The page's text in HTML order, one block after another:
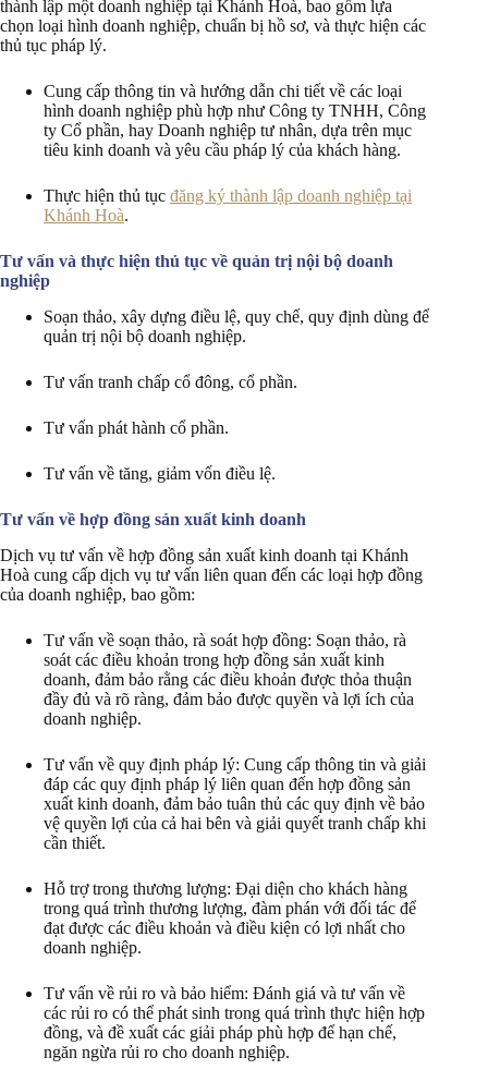
thành lập một doanh nghiệp tại Khánh Hoà, bao gồm lựa
chọn loại hình doanh nghiệp, chuẩn bị hồ sơ, và thực hiện các
thủ tục pháp lý.
Cung cấp thông tin và hướng dẫn chi tiết về các loại
hình doanh nghiệp phù hợp như Công ty TNHH, Công
ty Cổ phần, hay Doanh nghiệp tư nhân, dựa trên mục
tiêu kinh doanh và yêu cầu pháp lý của khách hàng.
Thực hiện thủ tục đăng ký thành lập doanh nghiệp tại
Khánh Hoà.
Tư vấn và thực hiện thủ tục về quản trị nội bộ doanh
nghiệp
Soạn thảo, xây dựng điều lệ, quy chế, quy định dùng để
quản trị nội bộ doanh nghiệp.
Tư vấn tranh chấp cổ đông, cổ phần.
Tư vấn phát hành cổ phần.
Tư vấn về tăng, giảm vốn điều lệ.
Tư vấn về hợp đồng sản xuất kinh doanh
Dịch vụ tư vấn về hợp đồng sản xuất kinh doanh tại Khánh
Hoà cung cấp dịch vụ tư vấn liên quan đến các loại hợp đồng
của doanh nghiệp, bao gồm:
Tư vấn về soạn thảo, rà soát hợp đồng: Soạn thảo, rà
soát các điều khoản trong hợp đồng sản xuất kinh
doanh, đảm bảo rằng các điều khoản được thỏa thuận
đầy đủ và rõ ràng, đảm bảo được quyền và lợi ích của
doanh nghiệp.
Tư vấn về quy định pháp lý: Cung cấp thông tin và giải
đáp các quy định pháp lý liên quan đến hợp đồng sản
xuất kinh doanh, đảm bảo tuân thủ các quy định về bảo
vệ quyền lợi của cả hai bên và giải quyết tranh chấp khi
cần thiết.
Hỗ trợ trong thương lượng: Đại diện cho khách hàng
trong quá trình thương lượng, đàm phán với đối tác để
đạt được các điều khoản và điều kiện có lợi nhất cho
doanh nghiệp.
Tư vấn về rủi ro và bảo hiểm: Đánh giá và tư vấn về
các rủi ro có thể phát sinh trong quá trình thực hiện hợp
đồng, và đề xuất các giải pháp phù hợp để hạn chế,
ngăn ngừa rủi ro cho doanh nghiệp.